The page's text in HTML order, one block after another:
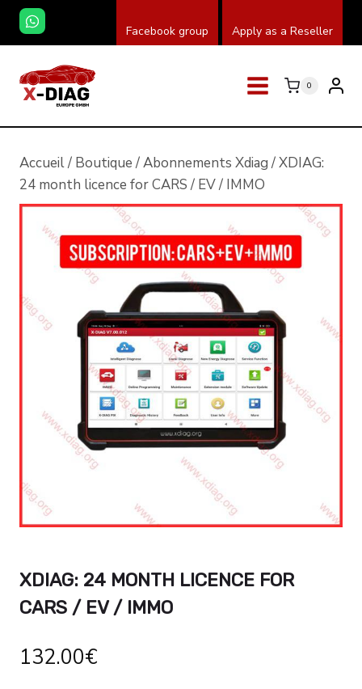
Skip
content
Facebook group Apply as a Reseller
0
Accueil/ Boutique /Abonnements Xdiag /XDIAG:
24 month licence for CARS / EV / IMMO
XDIAG: 24 MONTH LICENCE FOR
CARS / EV / IMMO
132.00€